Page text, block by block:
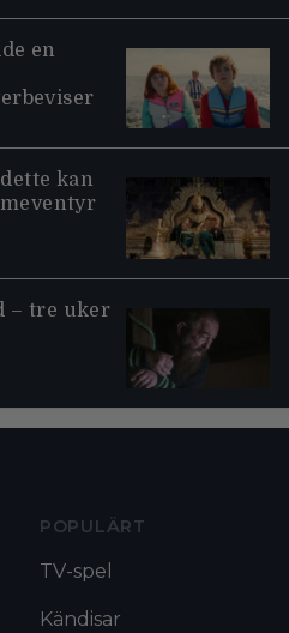
en
kan
– tre uker
POPULÄRT
TV-spel
Kändisar